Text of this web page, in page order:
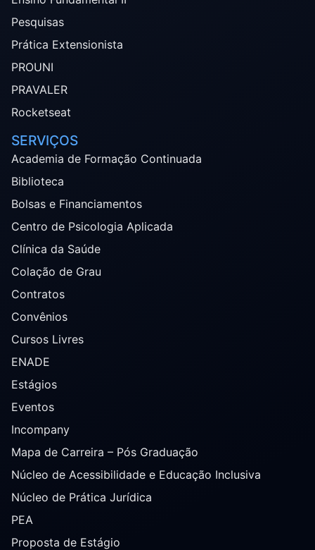
Pesquisas
Prática Extensionista
PROUNI
PRAVALER
Rocketseat
SERVIÇOS
Academia de Formação Continuada
Biblioteca
Bolsas e Financiamentos
Centro de Psicologia Aplicada
Clínica da Saúde
Colação de Grau
Contratos
Convênios
Cursos Livres
ENADE
Estágios
Eventos
Incompany
Mapa de Carreira – Pós Graduação
Núcleo de Acessibilidade e Educação Inclusiva
Núcleo de Prática Jurídica
PEA
Proposta de Estágio